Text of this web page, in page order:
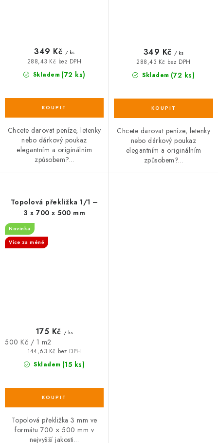
Skladem (72 ks)
288,43 Kč bez DPH
349 Kč / ks
Chcete darovat peníze, letenky
nebo dárkový poukaz
elegantním a originálním
způsobem?...
Skladem (72 ks)
288,43 Kč bez DPH
349 Kč / ks
Chcete darovat peníze, letenky
nebo dárkový poukaz
elegantním a originálním
způsobem?...
Topolová překližka 1/1 –
3 x 700 x 500 mm
Novinka
Více za méně
Skladem (15 ks)
144,63 Kč bez DPH
175 Kč / ks
Měrná
500 Kč / 1 m2
Topolová překližka 3 mm ve
formátu 700 × 500 mm v
nejvyšší jakosti...